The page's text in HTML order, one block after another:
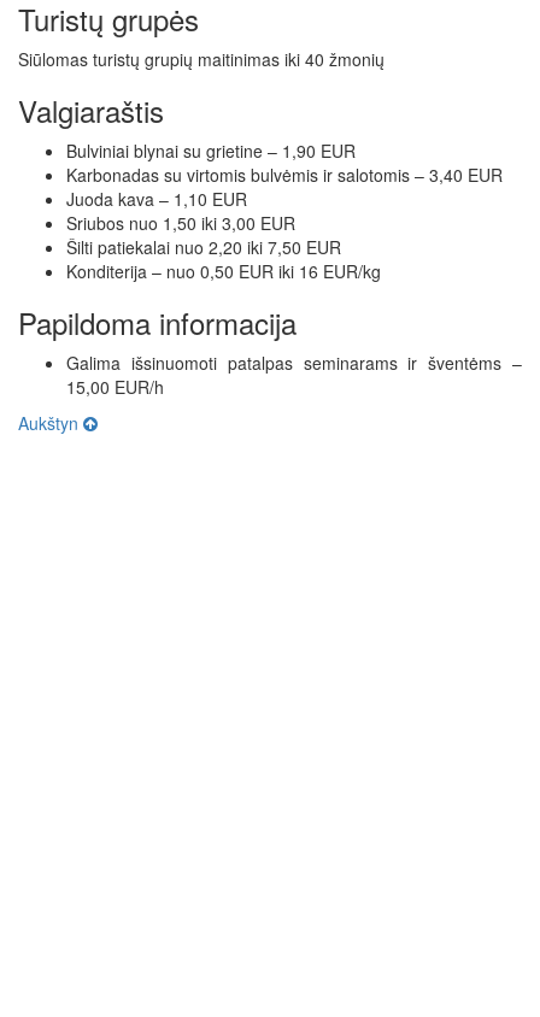
Turistų grupės
Siūlomas turistų grupių maitinimas iki 40 žmonių
Valgiaraštis
Bulviniai blynai su grietine – 1,90 EUR
Karbonadas su virtomis bulvėmis ir salotomis – 3,40 EUR
Juoda kava – 1,10 EUR
Sriubos nuo 1,50 iki 3,00 EUR
Šilti patiekalai nuo 2,20 iki 7,50 EUR
Konditerija – nuo 0,50 EUR iki 16 EUR/kg
Papildoma informacija
Galima išsinuomoti patalpas seminarams ir šventėms –
15,00 EUR/h
Aukštyn